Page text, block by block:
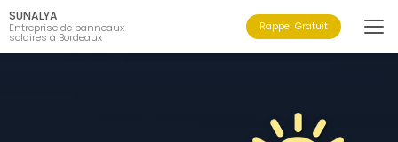
Aller
au
contenu
principal
SUNALYA
Entreprise de panneaux
solaires à Bordeaux
Rappel Gratuit